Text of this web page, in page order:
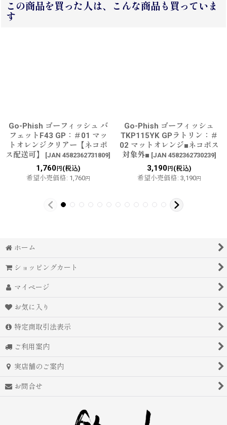
この商品を買った人は、こんな商品も買っていま
す
Go-Phish ゴーフィッシュ バ
フェットF43 GP：＃01 マッ
トオレンジクリアー【ネコポ
ス配送可】
[JAN 4582362731809]
1,760円(税込)
希望小売価格: 1,760円
Go-Phish ゴーフィッシュ
TKP115YK GPラトリン：＃
02 マットオレンジ■ネコポス
対象外■ [JAN 4582362730239]
3,190円(税込)
希望小売価格: 3,190円
ホーム
ショッピングカート
マイページ
お気に入り
特定商取引法表示
ご利用案内
実店舗のご案内
お問合せ